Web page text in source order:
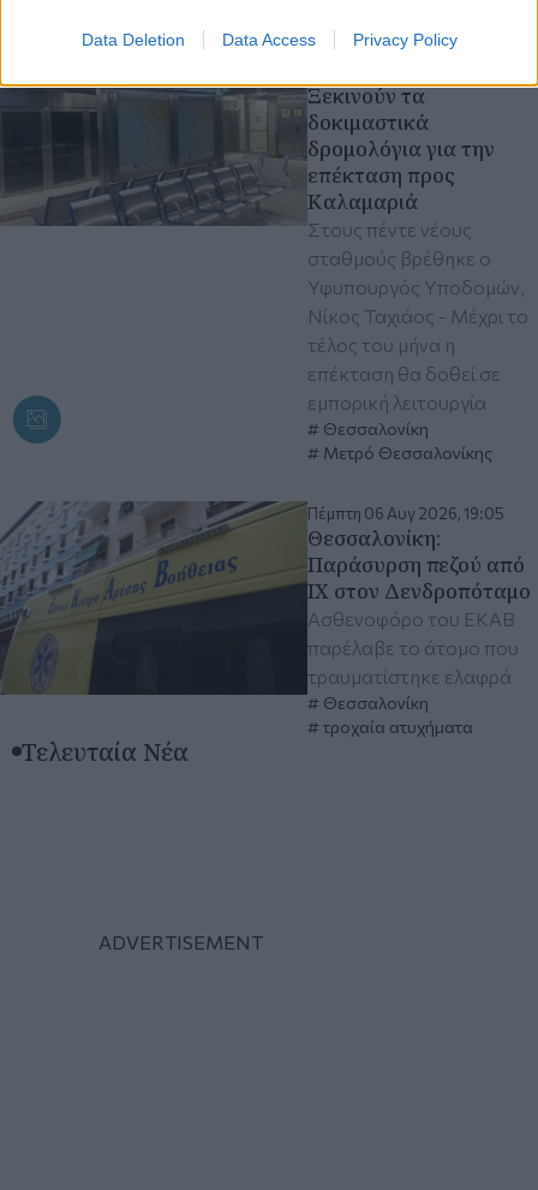
Data Deletion Data Access Privacy Policy
Πέμπτη 06 Αυγ 2026, 20:12
Ξεκινούν τα
δοκιμαστικά
δρομολόγια για την
επέκταση προς
Καλαμαριά
Στους πέντε νέους
σταθμούς βρέθηκε ο
Υφυπουργός Υποδομών,
Νίκος Ταχιάος - Μέχρι το
τέλος του μήνα η
επέκταση θα δοθεί σε
εμπορική λειτουργία
Θεσσαλονίκη
Μετρό Θεσσαλονίκης
Πέμπτη 06 Αυγ 2026, 19:05
Θεσσαλονίκη:
Παράσυρση πεζού από
ΙΧ στον Δενδροπόταμο
Ασθενοφόρο του ΕΚΑΒ
παρέλαβε το άτομο που
τραυματίστηκε ελαφρά
Θεσσαλονίκη
τροχαία ατυχήματα
Τελευταία Νέα